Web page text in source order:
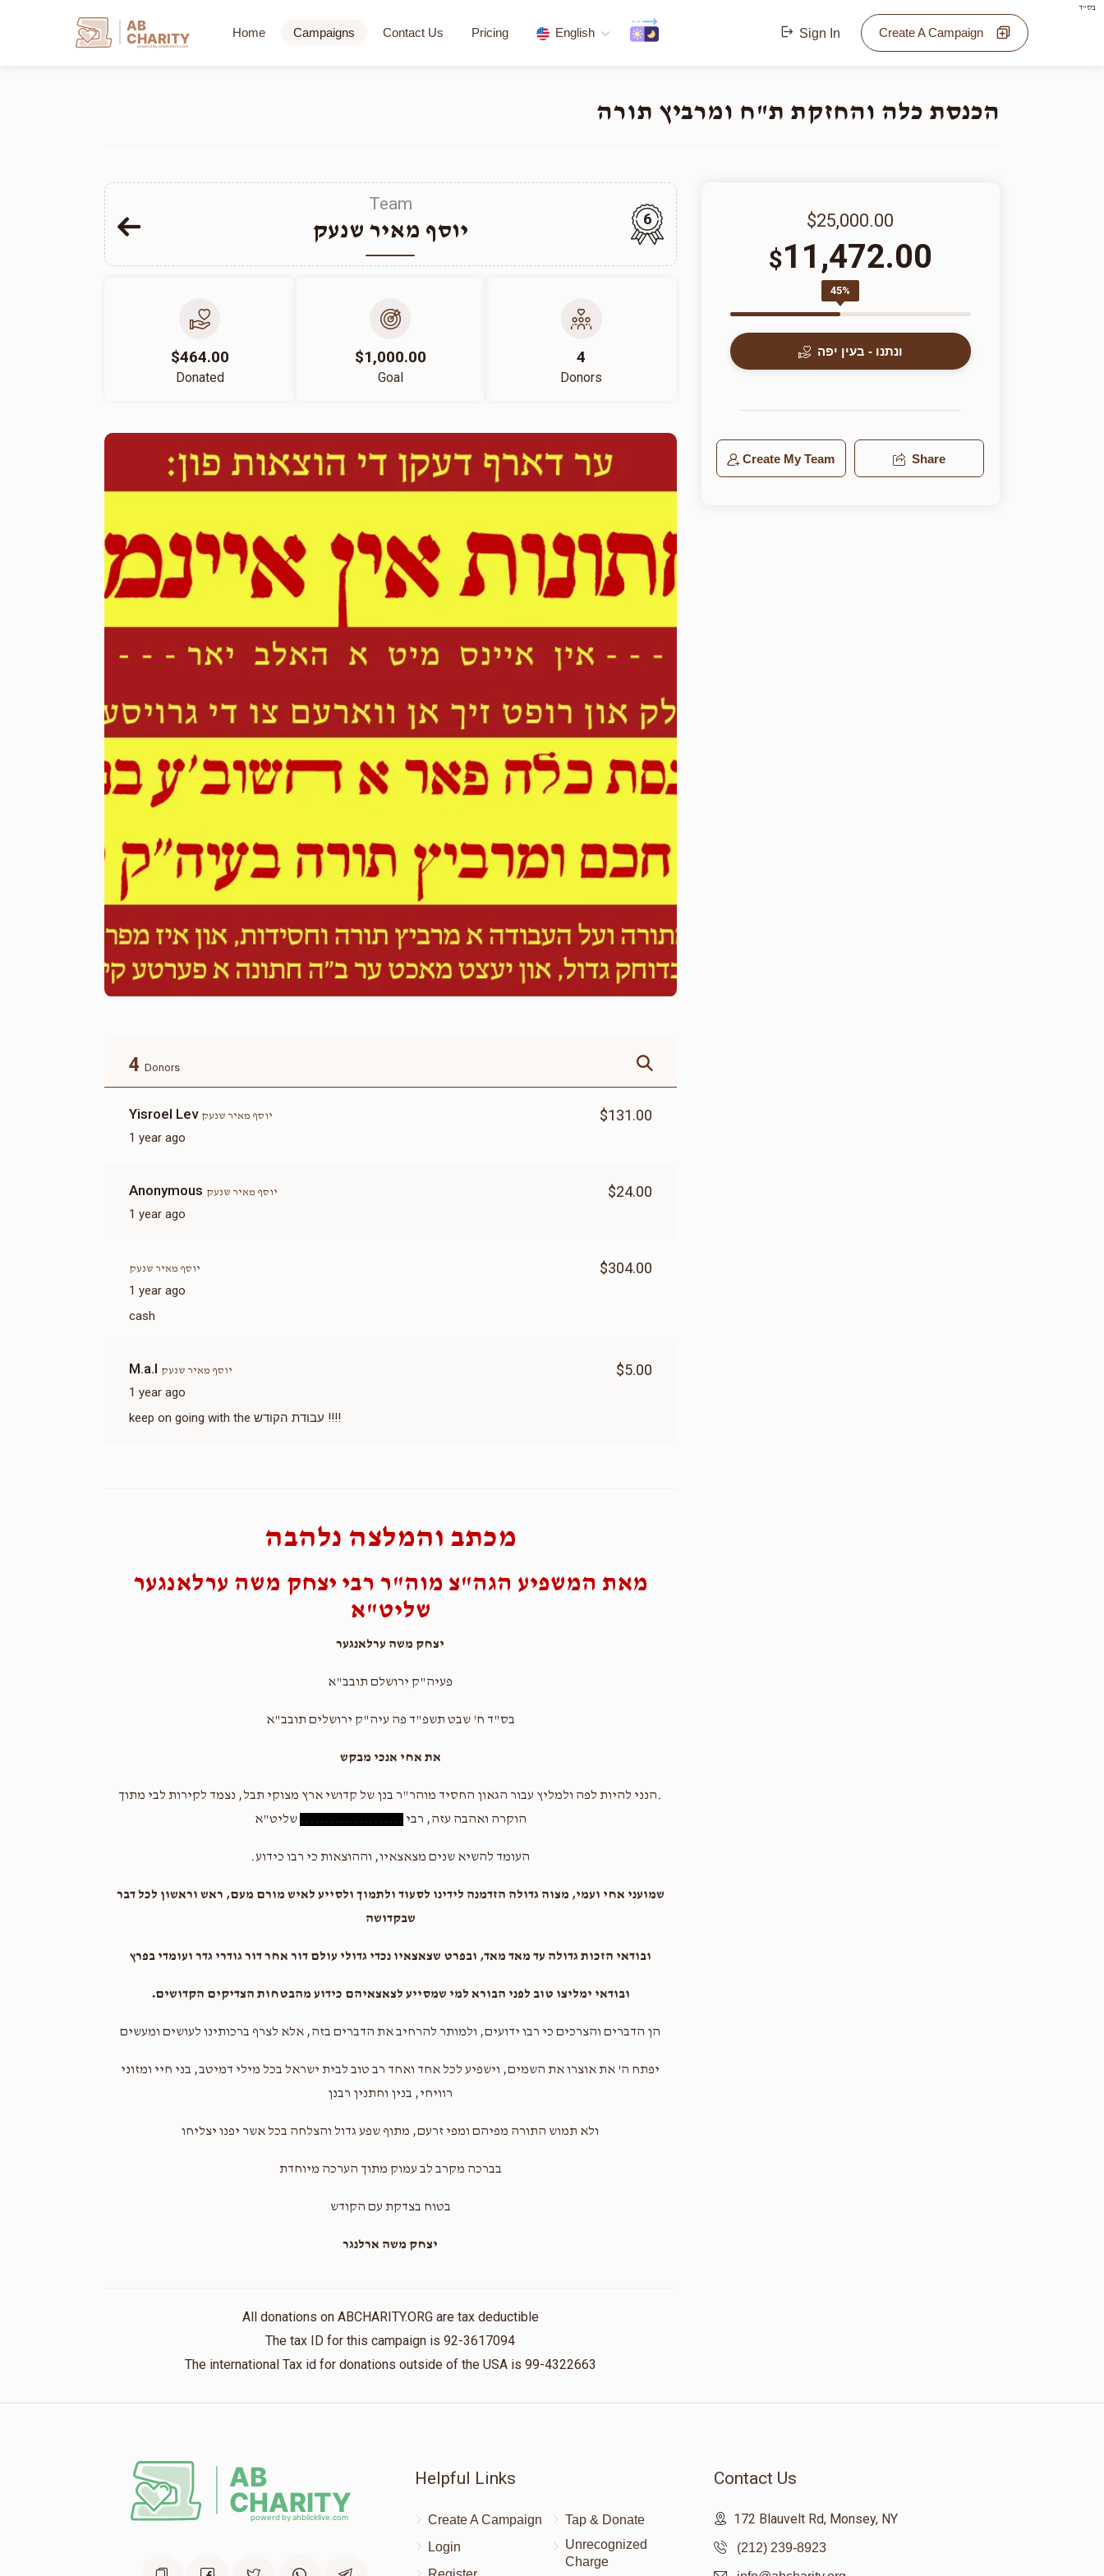
בס"ד
AB
CHARITY
powerd by ahblicklive.com
Home Campaigns Contact Us Pricing English Sign In Create A Campaign
הכנסת כלה והחזקת ת"ח ומרביץ תורה
Team
יוסף מאיר שנעק 6
$464.00
Donated
$1,000.00
Goal
4
Donors
4 Donors
Yisroel Lev יוסף מאיר שנעק
1 year ago
$131.00
Anonymous יוסף מאיר שנעק
1 year ago
$24.00
יוסף מאיר שנעק
1 year ago
$304.00
cash
M.a.l יוסף מאיר שנעק
1 year ago
$5.00
keep on going with the עבודת הקודש !!!!
מכתב והמלצה נלהבה
מאת המשפיע הגה"צ מוה"ר רבי יצחק משה ערלאנגער
שליט"א
יצחק משה ערלאנגער
פעיה"ק ירושלם תובב"א
בס"ד ח' שבט תשפ"ד פה עיה"ק ירושלים תובב"א
את אחי אנכי מבקש
.הנני להיות לפה ולמליץ עבור הגאון החסיד מוהר"ר בנן של קדושי ארץ מצוקי תבל, נצמד לקירות לבי מתוך
הוקרה ואהבה עזה, רבי ..................... שליט"א
העומד להשיא שנים מצאצאיו, וההוצאות כי רבו כידוע.
שמועני אחי ועמי, מצוה גדולה הזדמנה לידינו לסעוד ולתמוך ולסייע לאיש מורם מעם, ראש וראשון לכל דבר
שבקדושה
ובודאי הזכות גדולה עד מאד מאד, ובפרט שצאצאיו נכדי גדולי עולם דור אחר דור גודרי גדר ועומדי בפרץ
ובודאי ימליצו טוב לפני הבורא למי שמסייע לצאצאיהם כידוע מהבטחות הצדיקים הקדושים.
הן הדברים והצרכים כי רבו ידועים, ולמותר להרחיב את הדברים בזה, אלא לצרף ברכותינו לעושים ומעשים
יפתח ה' את אוצרו את השמים, וישפיע לכל אחד ואחד רב טוב לבית ישראל בכל מילי דמיטב, בני חיי ומזוני
רוויחי, בנין וחתנין רבנן
ולא תמוש התורה מפיהם ומפי זרעם, מתוף שפע גדול והצלחה בכל אשר יפנו יצליחו
בברכה מקרב לב עמוק מתוך הערכה מיוחדת
בטוח בצדקת עם הקודש
יצחק משה ארלנגר
All donations on ABCHARITY.ORG are tax deductible
The tax ID for this campaign is 92-3617094
The international Tax id for donations outside of the USA is 99-4322663
$25,000.00
$11,472.00
45%
ונתנו - בעין יפה
Create My Team Share
Helpful Links
Create A Campaign
Login
Tap & Donate
Unrecognized
Charge
Contact Us
172 Blauvelt Rd, Monsey, NY
(212) 239-8923